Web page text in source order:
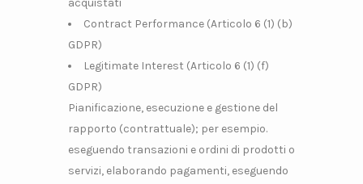
acquistati
Contract Performance (Articolo 6 (1) (b)
GDPR)
Legitimate Interest (Articolo 6 (1) (f)
GDPR)
Pianificazione, esecuzione e gestione del
rapporto (contrattuale); per esempio.
eseguendo transazioni e ordini di prodotti o
servizi, elaborando pagamenti, eseguendo